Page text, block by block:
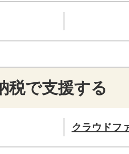
税で支援する
クラウドフ